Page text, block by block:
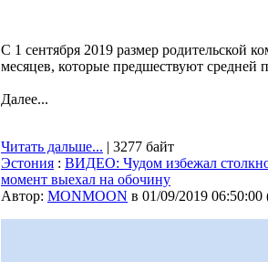
C 1 сентября 2019 размер родительской
месяцев, которые предшествуют средней
Далее...
Читать дальше... | 3277 байт
Эстония : ВИДЕО: Чудом избежал
момент выехал на обочину
Автор: MONMOON в 01/09/2019 06:50:00